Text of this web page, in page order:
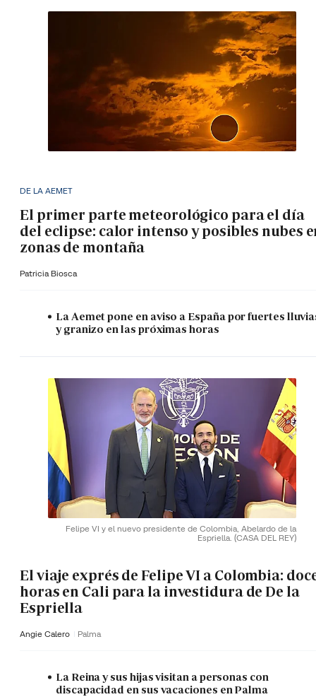
DE LA AEMET
El primer parte meteorológico para el día
del eclipse: calor intenso y posibles nubes
zonas de montaña
Patricia Biosca
La Aemet pone en aviso a España por fuertes
y granizo en las próximas horas
Felipe VI y el nuevo presidente de Colombia, Abelardo de la
Espriella. (CASA DEL REY)
El viaje exprés de Felipe VI a Colombia:
horas en Cali para la investidura de De la
Espriella
Angie Calero Palma
La Reina y sus hijas visitan a personas con
discapacidad en sus vacaciones en Palma